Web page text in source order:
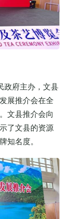
政府主办，文县
展推介会在全
文县推介会向
了文县的资源
知名度。